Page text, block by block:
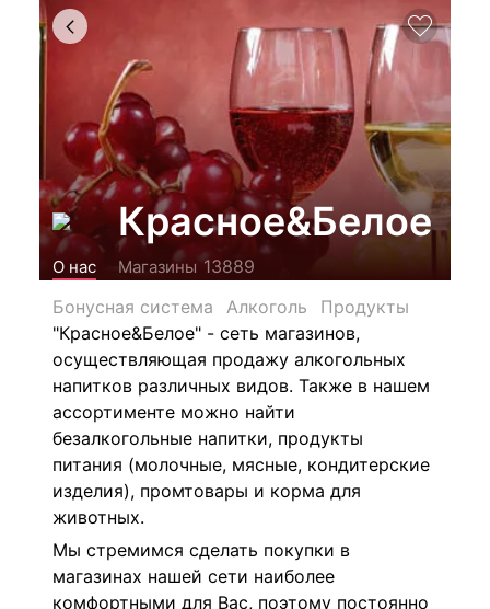
Красное&Белое
О нас Магазины 13889
Бонусная система
Алкоголь
Продукты
"Красное&Белое" - сеть магазинов,
осуществляющая продажу алкогольных
напитков различных видов. Также в нашем
ассортименте можно найти
безалкогольные напитки, продукты
питания (молочные, мясные, кондитерские
изделия), промтовары и корма для
животных.
Мы стремимся сделать покупки в
магазинах нашей сети наиболее
комфортными для Вас, поэтому постоянно